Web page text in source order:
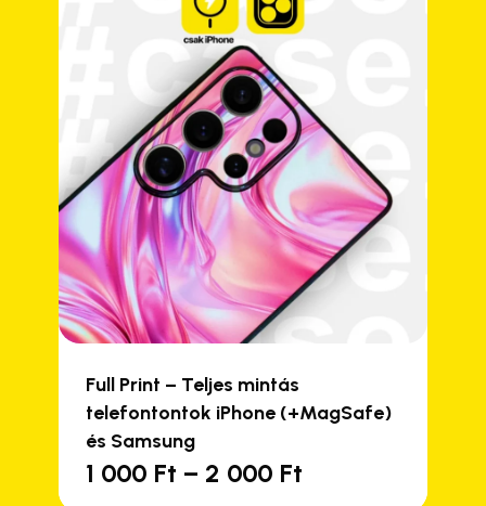
Full Print – Teljes mintás
telefontontok iPhone (+MagSafe)
és Samsung
1 000 Ft – 2 000 FtÁrtartomány:
Ennek